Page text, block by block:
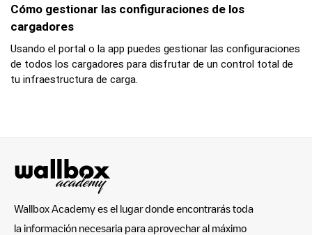
Cómo gestionar las configuraciones de los
cargadores
Usando el portal o la app puedes gestionar las configuraciones
de todos los cargadores para disfrutar de un control total de
tu infraestructura de carga.
Wallbox Academy es el lugar donde encontrarás toda
la información necesaria para aprovechar al máximo